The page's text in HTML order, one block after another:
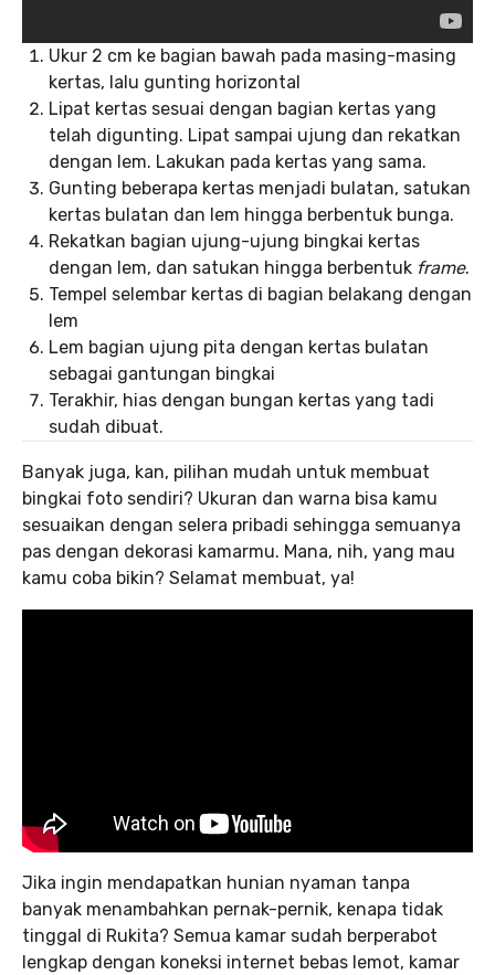
Ukur 2 cm ke bagian bawah pada masing-masing
kertas, lalu gunting horizontal
Lipat kertas sesuai dengan bagian kertas yang
telah digunting. Lipat sampai ujung dan rekatkan
dengan lem. Lakukan pada kertas yang sama.
Gunting beberapa kertas menjadi bulatan, satukan
kertas bulatan dan lem hingga berbentuk bunga.
Rekatkan bagian ujung-ujung bingkai kertas
dengan lem, dan satukan hingga berbentuk frame.
Tempel selembar kertas di bagian belakang dengan
lem
Lem bagian ujung pita dengan kertas bulatan
sebagai gantungan bingkai
Terakhir, hias dengan bungan kertas yang tadi
sudah dibuat.
Banyak juga, kan, pilihan mudah untuk membuat
bingkai foto sendiri? Ukuran dan warna bisa kamu
sesuaikan dengan selera pribadi sehingga semuanya
pas dengan dekorasi kamarmu. Mana, nih, yang mau
kamu coba bikin? Selamat membuat, ya!
Jika ingin mendapatkan hunian nyaman tanpa
banyak menambahkan pernak-pernik, kenapa tidak
tinggal di Rukita? Semua kamar sudah berperabot
lengkap dengan koneksi internet bebas lemot, kamar